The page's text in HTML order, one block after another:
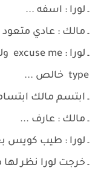
ـ لورا : اسفه ...
ـ مالك : عادي متعود
type خالص ...
ـ ابتسم مالك
ـ مالك : عارف ...
ـ لورا : طيب كويس
ـ خرجت لورا نظر